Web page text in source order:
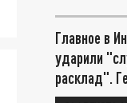
Главное в
ударили
расклад".